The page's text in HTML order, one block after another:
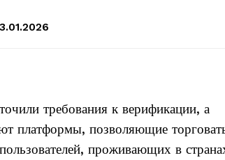
требования к верификации, а
платформы, позволяющие
проживающих в